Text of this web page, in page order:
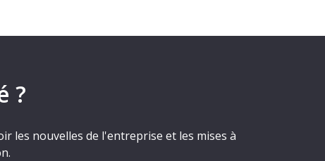
?
les nouvelles de l'entreprise et les mises à